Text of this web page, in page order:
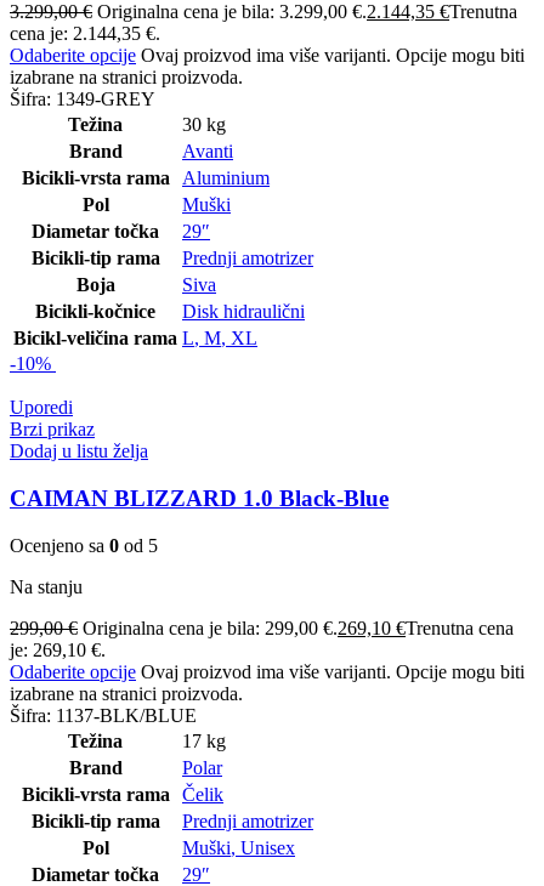
3.299,00€ Originalna cena je bila: 3.299,00 €.2.144,35 €Trenutna
cena je: 2.144,35 €.
Odaberite opcije Ovaj proizvod ima više varijanti. Opcije mogu biti
izabrane na stranici proizvoda.
Šifra: 1349-GREY
Težina
30 kg
Brand
Avanti
Bicikli-vrsta rama
Aluminium
Pol
Muški
Diametar točka
29″
Bicikli-tip rama
Prednji amotrizer
Boja
Siva
Bicikli-kočnice
Disk hidraulični
Bicikl-veličina rama L, M, XL
-10%
Uporedi
Brzi prikaz
Dodaj u listu želja
CAIMAN BLIZZARD 1.0 Black-Blue
Ocenjeno sa 0 od 5
Na stanju
299,00€ Originalna cena je bila: 299,00 €.269,10 €Trenutna cena
je: 269,10 €.
Odaberite opcije Ovaj proizvod ima više varijanti. Opcije mogu biti
izabrane na stranici proizvoda.
Šifra: 1137-BLK/BLUE
Težina
17 kg
Brand
Polar
Bicikli-vrsta rama
Čelik
Bicikli-tip rama
Prednji amotrizer
Pol
Muški, Unisex
Diametar točka
29″